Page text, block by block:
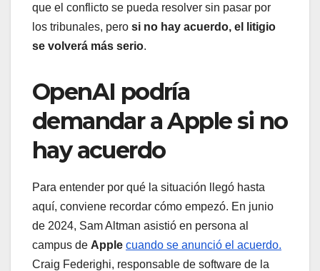
que el conflicto se pueda resolver sin pasar por
los tribunales, pero si no hay acuerdo, el litigio
se volverá más serio.
OpenAI podría
demandar a Apple si no
hay acuerdo
Para entender por qué la situación llegó hasta
aquí, conviene recordar cómo empezó. En junio
de 2024, Sam Altman asistió en persona al
campus de Apple cuando se anunció el acuerdo.
Craig Federighi, responsable de software de la